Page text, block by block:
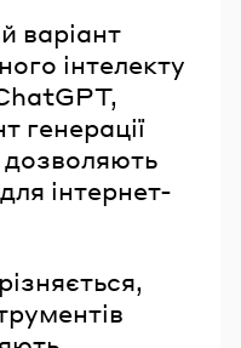
варіант
інтелекту
генерації
інтернет-